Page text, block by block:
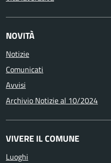
NOVITÀ
Notizie
Comunicati
Avvisi
Archivio Notizie al 10/2024
VIVERE IL COMUNE
Luoghi